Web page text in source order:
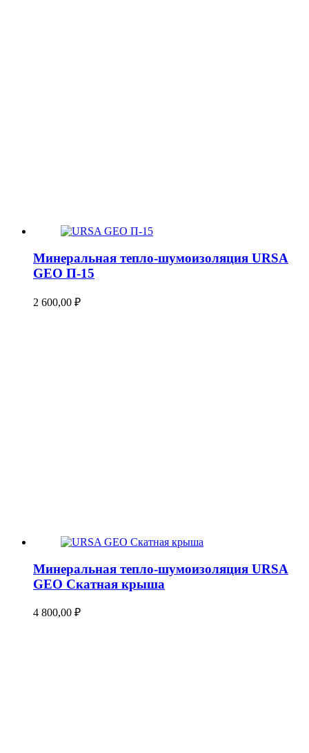
Минеральная тепло-шумоизоляция URSA
GEO П-15
2 600,00 ₽
Минеральная тепло-шумоизоляция URSA
GEO Скатная крыша
4 800,00 ₽